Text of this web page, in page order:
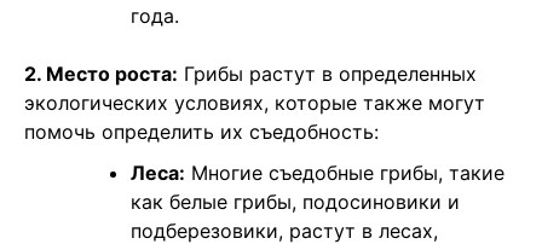
года.
2. Место роста: Грибы растут в определенных
экологических условиях, которые также могут
помочь определить их съедобность:
Леса: Многие съедобные грибы, такие
как белые грибы, подосиновики и
подберезовики, растут в лесах,